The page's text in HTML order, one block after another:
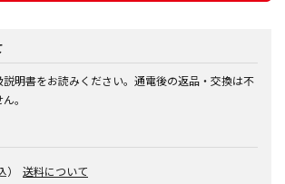
説明書をお読みください。通電後の返品・交換は不
。
送料について